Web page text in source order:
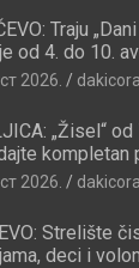
Traju
od 4. do 10.
2026.
„Žisel“
kompletan
2026.
Strelište
deci i